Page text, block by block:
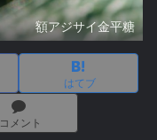
額アジサイ金平糖
はてブ
コメント